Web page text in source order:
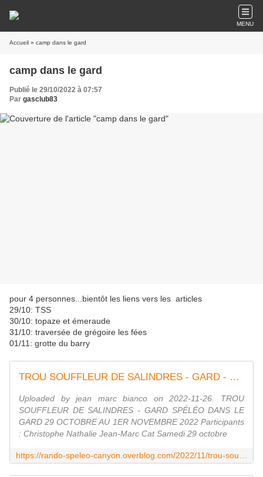
MENU
Accueil » camp dans le gard
camp dans le gard
Publié le 29/10/2022 à 07:57
Par gasclub83
pour 4 personnes...bientôt les liens vers les articles
29/10: TSS
30/10: topaze et émeraude
31/10: traversée de grégoire les fées
01/11: grotte du barry
TROU SOUFFLEUR DE SALINDRES - GARD - RANDO SPELEO CANYON
Uploaded by jean marc bianco on 2022-11-26. TROU
SOUFFLEUR DE SALINDRES - GARD SPÉLÉO DANS LE
GARD 29 OCTOBRE AU 1ER NOVEMBRE 2022 Participants
: Christophe Nathalie Jean-Marc Cat Samedi 29 octobre